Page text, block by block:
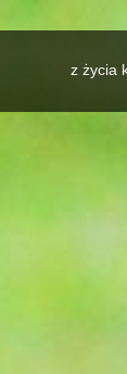
z życia